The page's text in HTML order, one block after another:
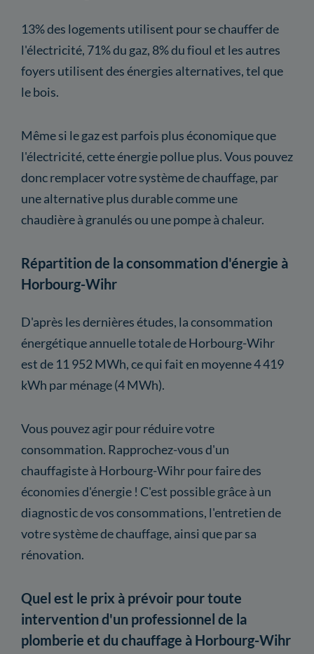
13% des logements utilisent pour se chauffer de
l'électricité, 71% du gaz, 8% du fioul et les autres
foyers utilisent des énergies alternatives, tel que
le bois.
Même si le gaz est parfois plus économique que
l'électricité, cette énergie pollue plus. Vous pouvez
donc remplacer votre système de chauffage, par
une alternative plus durable comme une
chaudière à granulés ou une pompe à chaleur.
Répartition de la consommation d'énergie à
Horbourg-Wihr
D'après les dernières études, la consommation
énergétique annuelle totale de Horbourg-Wihr
est de 11 952 MWh, ce qui fait en moyenne 4 419
kWh par ménage (4 MWh).
Vous pouvez agir pour réduire votre
consommation. Rapprochez-vous d'un
chauffagiste à Horbourg-Wihr pour faire des
économies d'énergie ! C'est possible grâce à un
diagnostic de vos consommations, l'entretien de
votre système de chauffage, ainsi que par sa
rénovation.
Quel est le prix à prévoir pour toute
intervention d'un professionnel de la
plomberie et du chauffage à Horbourg-Wihr